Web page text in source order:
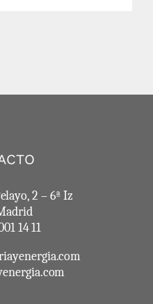
2 – 6ª Iz
14 11